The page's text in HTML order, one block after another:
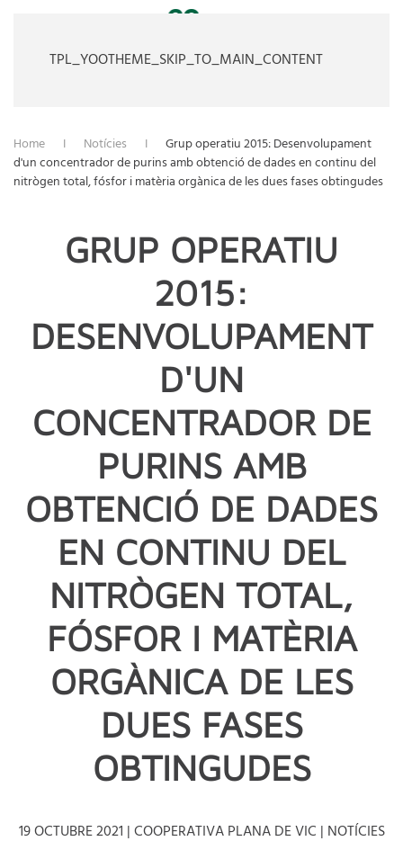
TPL_YOOTHEME_SKIP_TO_MAIN_CONTENT
Home Notícies
Grup operatiu 2015: Desenvolupament
d'un concentrador de purins amb obtenció de dades en continu del
nitrògen total, fósfor i matèria orgànica de les dues fases obtingudes
GRUP OPERATIU
2015:
DESENVOLUPAMENT
D'UN
CONCENTRADOR DE
PURINS AMB
OBTENCIÓ DE DADES
EN CONTINU DEL
NITRÒGEN TOTAL,
FÓSFOR I MATÈRIA
ORGÀNICA DE LES
DUES FASES
OBTINGUDES
19 OCTUBRE 2021 | COOPERATIVA PLANA DE VIC | NOTÍCIES